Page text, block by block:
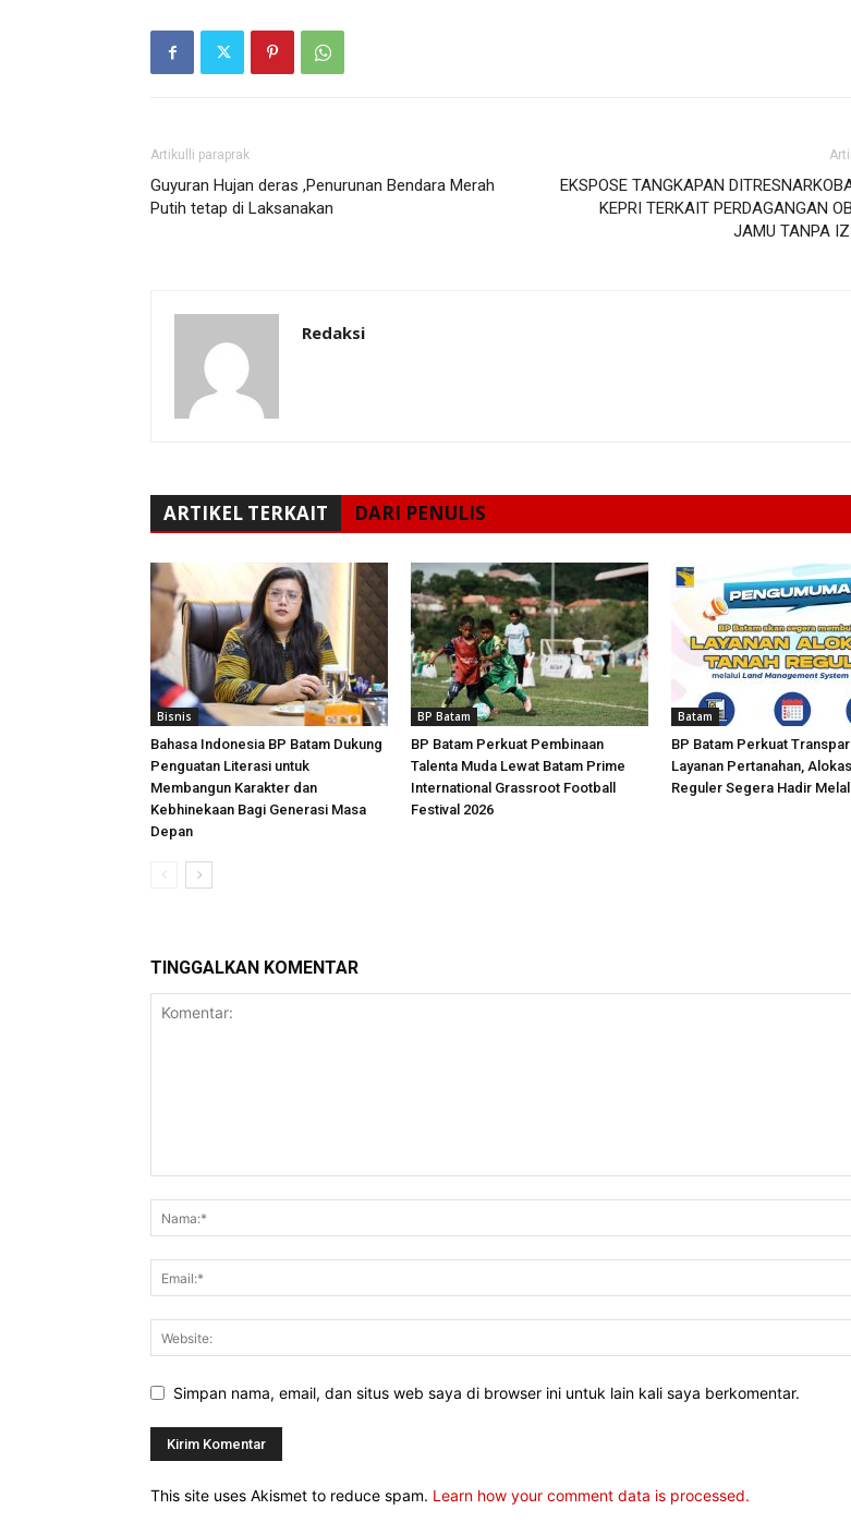
Artikulli paraprak
Guyuran Hujan deras ,Penurunan Bendara Merah
Putih tetap di Laksanakan
EKSPOSE TANGKAPAN
KEPRI TERKAIT PERDAGANGAN
JAMU TANPA
Redaksi
ARTIKEL TERKAIT DARI PENULIS
Bisnis
Bahasa Indonesia BP Batam Dukung
Penguatan Literasi untuk
Membangun Karakter dan
Kebhinekaan Bagi Generasi Masa
Depan
BP Batam
BP Batam Perkuat Pembinaan
Talenta Muda Lewat Batam Prime
International Grassroot Football
Festival 2026
Batam
BP Batam Perkuat
Layanan Pertanahan,
Reguler Segera Hadir
TINGGALKAN KOMENTAR
Simpan nama, email, dan situs web saya di browser ini untuk lain kali saya berkomentar.
This site uses Akismet to reduce spam. Learn how your comment data is processed.